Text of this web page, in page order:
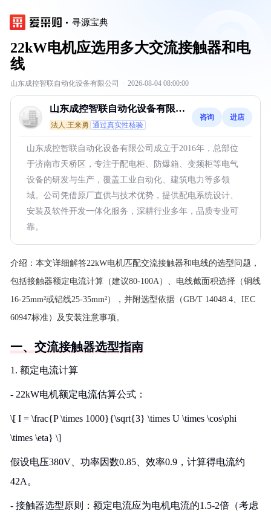
寻源宝典
22kW电机应选用多大交流接触器和电
线
山东成控智联自动化设备有限公司 · 2026-08-04 08:00:00
山东成控智联自动化设备有限公
司
法人:王来勇 通过真实性核验
咨询 进店
山东成控智联自动化设备有限公司成立于2016年，总部位
于济南市天桥区，专注于配电柜、防爆箱、变频柜等电气
设备的研发与生产，覆盖工业自动化、建筑电力等多领
域。公司凭借原厂直供与技术优势，提供配电系统设计、
安装及软件开发一体化服务，深耕行业多年，品质专业可
靠。
介绍： 本文详细解答22kW电机匹配交流接触器和电线的选型问题，
包括接触器额定电流计算（建议80-100A）、电线截面积选择（铜线
16-25mm²或铝线25-35mm²），并附选型依据（GB/T 14048.4、IEC
60947标准）及安装注意事项。
一、交流接触器选型指南
1. 额定电流计算
- 22kW电机额定电流估算公式：
\[ I = \frac{P \times 1000}{\sqrt{3} \times U \times \cos\phi
\times \eta} \]
假设电压380V、功率因数0.85、效率0.9，计算得电流约
42A。
- 接触器选型原则：额定电流应为电机电流的1.5-2倍（考虑